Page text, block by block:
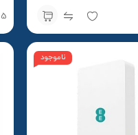
5
ناموجود